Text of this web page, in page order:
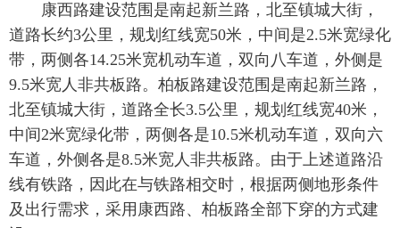
康西路建设范围是南起新兰路，北至镇城大街，
道路长约3公里，规划红线宽50米，中间是2.5米宽绿化
带，两侧各14.25米宽机动车道，双向八车道，外侧是
9.5米宽人非共板路。柏板路建设范围是南起新兰路，
北至镇城大街，道路全长3.5公里，规划红线宽40米，
中间2米宽绿化带，两侧各是10.5米机动车道，双向六
车道，外侧各是8.5米宽人非共板路。由于上述道路沿
线有铁路，因此在与铁路相交时，根据两侧地形条件
及出行需求，采用康西路、柏板路全部下穿的方式建